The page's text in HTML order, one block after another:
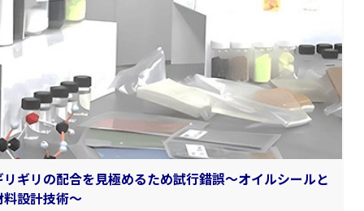
リギリの配合を見極めるため試行錯誤～オイルシールと
料設計技術～